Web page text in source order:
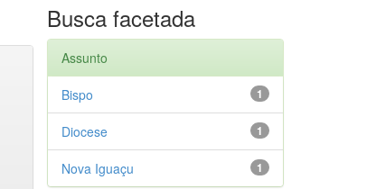
Busca facetada
Assunto
1
Bispo
1
Diocese
1
Nova Iguaçu